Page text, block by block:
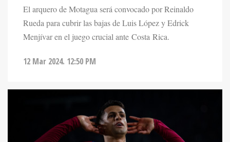
El arquero de Motagua será convocado por Reinaldo
Rueda para cubrir las bajas de Luis López y Edrick
Menjívar en el juego crucial ante Costa Rica.
12 Mar 2024. 12:50 PM